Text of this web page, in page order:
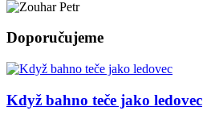
Doporučujeme
Když bahno teče jako ledovec